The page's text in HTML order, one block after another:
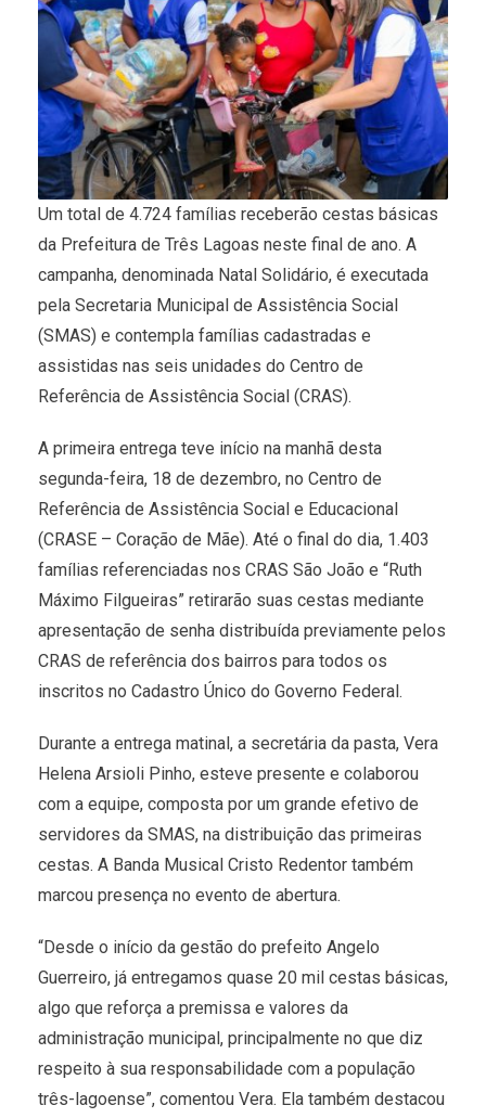
Um total de 4.724 famílias receberão cestas básicas
da Prefeitura de Três Lagoas neste final de ano. A
campanha, denominada Natal Solidário, é executada
pela Secretaria Municipal de Assistência Social
(SMAS) e contempla famílias cadastradas e
assistidas nas seis unidades do Centro de
Referência de Assistência Social (CRAS).
A primeira entrega teve início na manhã desta
segunda-feira, 18 de dezembro, no Centro de
Referência de Assistência Social e Educacional
(CRASE – Coração de Mãe). Até o final do dia, 1.403
famílias referenciadas nos CRAS São João e “Ruth
Máximo Filgueiras” retirarão suas cestas mediante
apresentação de senha distribuída previamente pelos
CRAS de referência dos bairros para todos os
inscritos no Cadastro Único do Governo Federal.
Durante a entrega matinal, a secretária da pasta, Vera
Helena Arsioli Pinho, esteve presente e colaborou
com a equipe, composta por um grande efetivo de
servidores da SMAS, na distribuição das primeiras
cestas. A Banda Musical Cristo Redentor também
marcou presença no evento de abertura.
“Desde o início da gestão do prefeito Angelo
Guerreiro, já entregamos quase 20 mil cestas básicas,
algo que reforça a premissa e valores da
administração municipal, principalmente no que diz
respeito à sua responsabilidade com a população
três-lagoense”, comentou Vera. Ela também destacou